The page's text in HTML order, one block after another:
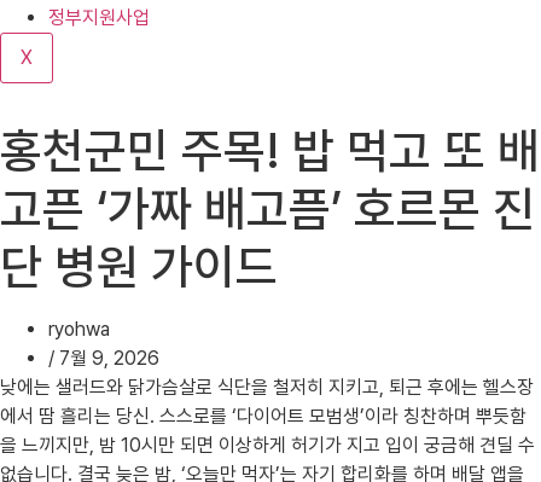
기
정부지원사업
X
홍천군민 주목! 밥 먹고 또 배
고픈 ‘가짜 배고픔’ 호르몬 진
단 병원 가이드
ryohwa
/ 7월 9, 2026
낮에는 샐러드와 닭가슴살로 식단을 철저히 지키고, 퇴근 후에는 헬스장
에서 땀 흘리는 당신. 스스로를 ‘다이어트 모범생’이라 칭찬하며 뿌듯함
을 느끼지만, 밤 10시만 되면 이상하게 허기가 지고 입이 궁금해 견딜 수
없습니다. 결국 늦은 밤, ‘오늘만 먹자’는 자기 합리화를 하며 배달 앱을